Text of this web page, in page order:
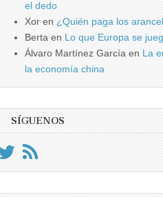
el dedo
Xor en ¿Quién paga los
Berta en Lo que Europa se
Álvaro Martínez García en La
la economía china
SÍGUENOS